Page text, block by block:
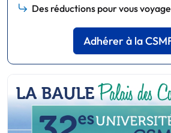
Des réductions pour vous
Adhérer à la